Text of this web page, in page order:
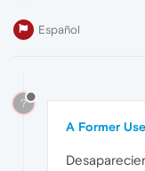
Español
?
A Former